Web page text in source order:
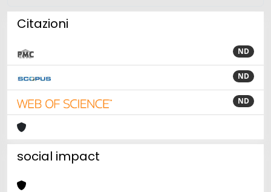
Citazioni
ND
ND
ND
social impact